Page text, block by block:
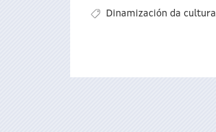
Dinamización da cultura